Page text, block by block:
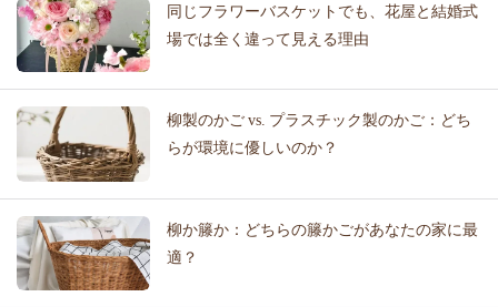
同じフラワーバスケットでも、花屋と結婚式
場では全く違って見える理由
柳製のかご vs. プラスチック製のかご：どち
らが環境に優しいのか？
柳か籐か：どちらの籐かごがあなたの家に最
適？